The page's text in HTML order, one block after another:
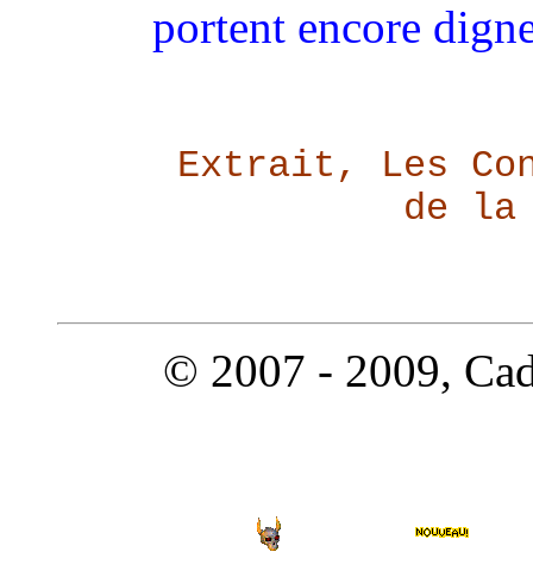
portent encore
Extrait, Les
de la
© 2007 - 2009,